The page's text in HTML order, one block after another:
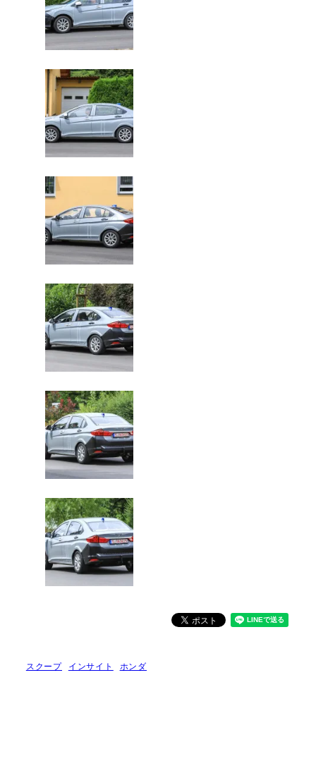
スクープ インサイト ホンダ